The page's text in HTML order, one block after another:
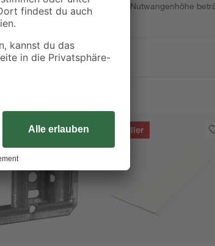
Heften befestigt werden. Die Nutwangenhöhe
10 mm.
Bestseller